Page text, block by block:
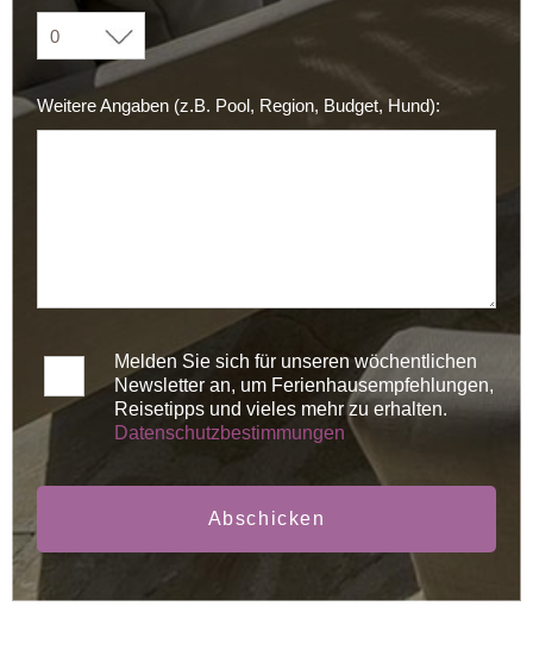
Weitere Angaben (z.B. Pool, Region, Budget, Hund):
Melden Sie sich für unseren wöchentlichen
Newsletter an, um Ferienhausempfehlungen,
Reisetipps und vieles mehr zu erhalten.
Datenschutzbestimmungen
Abschicken